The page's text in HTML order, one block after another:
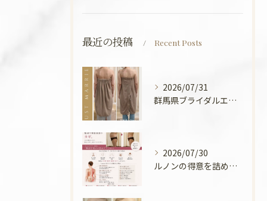
最近の投稿 Recent Posts
2026/07/31
群馬県ブライダルエステ💍
2026/07/30
ルノンの得意を詰めてみました🧡